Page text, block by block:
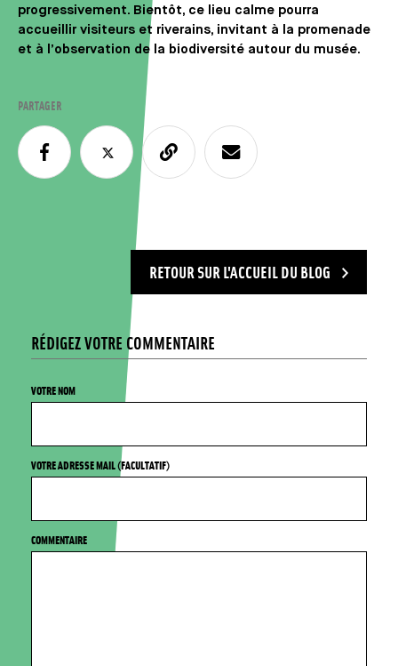
progressivement. Bientôt, ce lieu calme pourra
accueillir visiteurs et riverains, invitant à la promenade
et à l’observation de la biodiversité autour du musée.
PARTAGER
RETOUR SUR L'ACCUEIL DU BLOG
RÉDIGEZ VOTRE COMMENTAIRE
VOTRE NOM
VOTRE ADRESSE MAIL (FACULTATIF)
COMMENTAIRE